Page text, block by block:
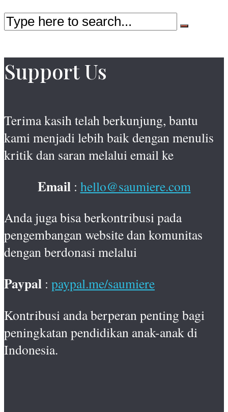
Support Us
Terima kasih telah berkunjung, bantu
kami menjadi lebih baik dengan menulis
kritik dan saran melalui email ke
Email : hello@saumiere.com
Anda juga bisa berkontribusi pada
pengembangan website dan komunitas
dengan berdonasi melalui
Paypal : paypal.me/saumiere
Kontribusi anda berperan penting bagi
peningkatan pendidikan anak-anak di
Indonesia.